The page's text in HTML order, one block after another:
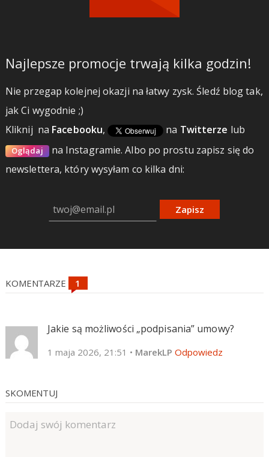
Najlepsze promocje trwają kilka godzin!
Nie przegap kolejnej okazji na łatwy zysk. Śledź blog tak,
jak Ci wygodnie ;)
Kliknij na Facebooku, na Twitterze lub
Oglądaj na Instagramie.Albo po prostu zapisz się do
newslettera, który wysyłam co kilka dni:
Zapisz
KOMENTARZE
Jakie są możliwości „podpisania” umowy?
1 maja 2026, 21:51 • MarekLP Odpowiedz
SKOMENTUJ